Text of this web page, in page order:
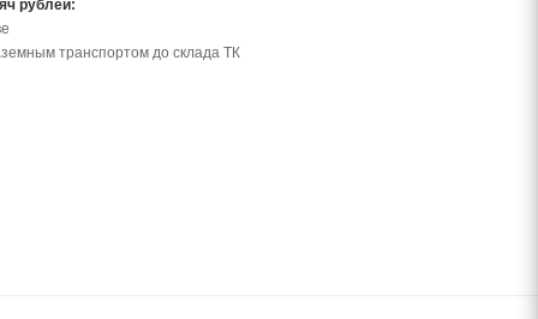
рублей:
транспортом до склада ТК